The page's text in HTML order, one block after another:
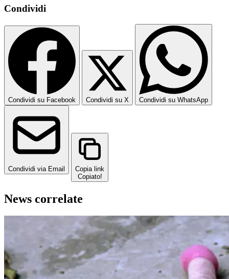
Condividi
Condividi su Facebook Condividi su X Condividi su WhatsApp
Condividi via Email
Copia link
Copiato!
News correlate